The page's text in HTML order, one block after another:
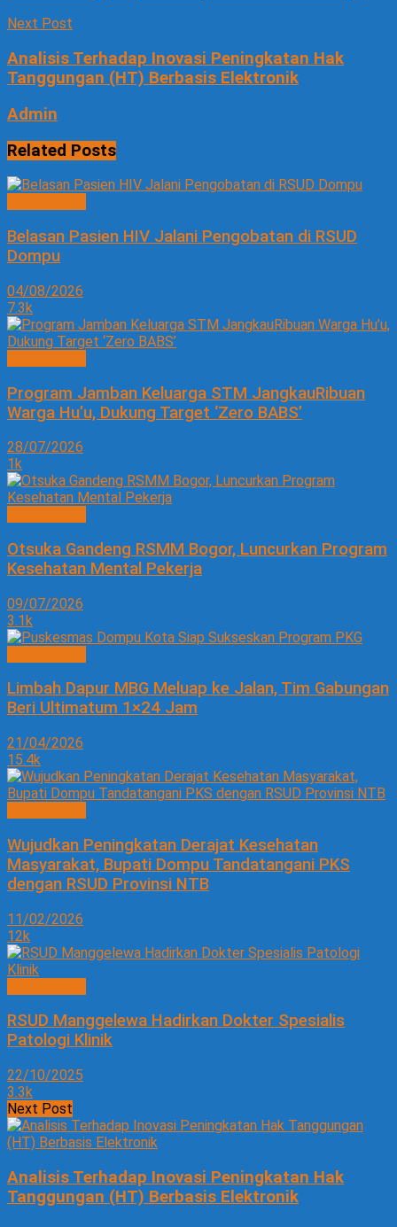
Next Post
Analisis Terhadap Inovasi Peningkatan Hak
Tanggungan (HT) Berbasis Elektronik
Admin
Related Posts
Belasan Pasien HIV Jalani Pengobatan di RSUD
Dompu
04/08/2026
7.3k
Program Jamban Keluarga STM JangkauRibuan
Warga Hu’u, Dukung Target ‘Zero BABS’
28/07/2026
1k
Otsuka Gandeng RSMM Bogor, Luncurkan Program
Kesehatan Mental Pekerja
09/07/2026
3.1k
Limbah Dapur MBG Meluap ke Jalan, Tim Gabungan
Beri Ultimatum 1×24 Jam
21/04/2026
15.4k
Wujudkan Peningkatan Derajat Kesehatan
Masyarakat, Bupati Dompu Tandatangani PKS
dengan RSUD Provinsi NTB
11/02/2026
12k
RSUD Manggelewa Hadirkan Dokter Spesialis
Patologi Klinik
22/10/2025
3.3k
Next Post
Analisis Terhadap Inovasi Peningkatan Hak
Tanggungan (HT) Berbasis Elektronik